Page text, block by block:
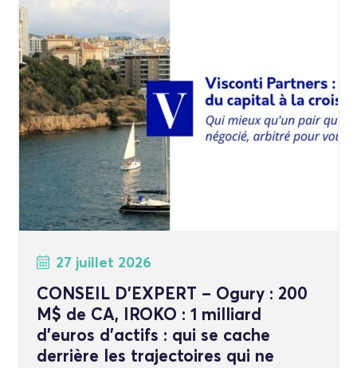
27 juillet 2026
CONSEIL D’EXPERT – Ogury : 200
M$ de CA, IROKO : 1 milliard
d’euros d’actifs : qui se cache
derrière les trajectoires qui ne